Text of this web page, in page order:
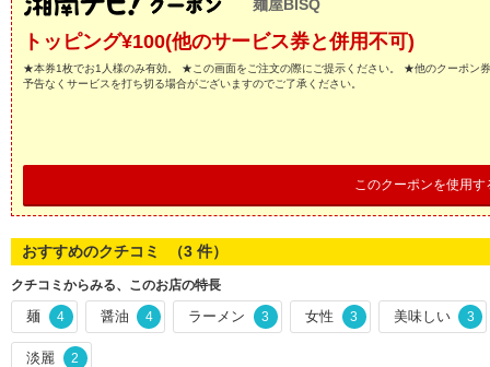
麺屋BISQ
トッピング¥100(他のサービス券と併用不可)
★本券1枚でお1人様のみ有効。 ★この画面をご注文の際にご提示ください。 ★他のクーポン
予告なくサービスを打ち切る場合がございますのでご了承ください。
このクーポンを使用す
おすすめのクチコミ （3 件）
クチコミからみる、このお店の特長
麺 4 醤油 4 ラーメン 3 女性 3 美味しい 3
淡麗 2